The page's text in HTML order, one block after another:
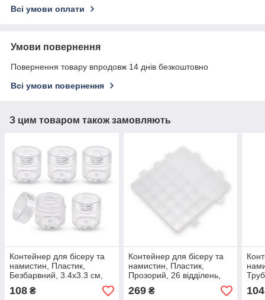
Всі умови оплати
Умови повернення
Повернення товару впродовж 14 днів безкоштовно
Всі умови повернення
З цим товаром також замовляють
Контейнер для бісеру та
намистин, Пластик,
Безбарвний, 3.4x3.3 см,
Об'єм 10 мл, (5 шт.)
108 ₴
Контейнер для бісеру та
намистин, Пластик,
Прозорий, 26 відділень,
Розмір: 19х20х1.8см,
Відділ, (1 шт)
269₴
(10
104